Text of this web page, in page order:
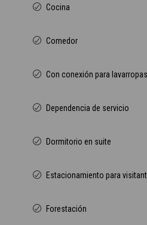
Cocina
Comedor
Con conexión para lavarropas
Dependencia de servicio
Dormitorio en suite
Estacionamiento para
Forestación